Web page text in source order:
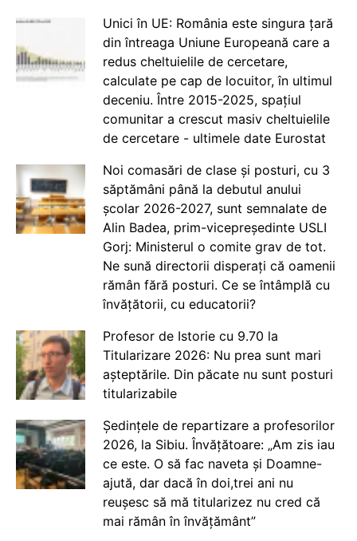
Unici în UE: România este singura țară
din întreaga Uniune Europeană care a
redus cheltuielile de cercetare,
calculate pe cap de locuitor, în ultimul
deceniu. Între 2015-2025, spațiul
comunitar a crescut masiv cheltuielile
de cercetare - ultimele date Eurostat
Noi comasări de clase și posturi, cu 3
săptămâni până la debutul anului
școlar 2026-2027, sunt semnalate de
Alin Badea, prim-vicepreședinte USLI
Gorj: Ministerul o comite grav de tot.
Ne sună directorii disperați că oamenii
rămân fără posturi. Ce se întâmplă cu
învățătorii, cu educatorii?
Profesor de Istorie cu 9.70 la
Titularizare 2026: Nu prea sunt mari
așteptările. Din păcate nu sunt posturi
titularizabile
Ședințele de repartizare a profesorilor
2026, la Sibiu. Învățătoare: „Am zis iau
ce este. O să fac naveta și Doamne-
ajută, dar dacă în doi,trei ani nu
reușesc să mă titularizez nu cred că
mai rămân în învățământ”